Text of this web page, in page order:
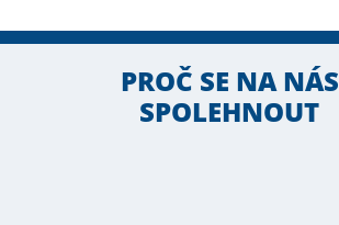
PROČ SE NA NÁS
SPOLEHNOUT